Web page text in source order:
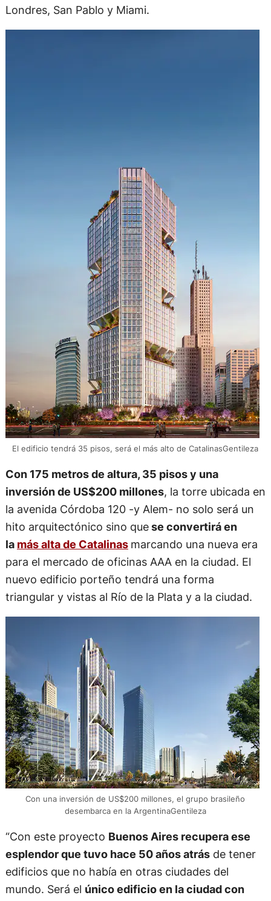
Londres, San Pablo y Miami.
El edificio tendrá 35 pisos, será el más alto de CatalinasGentileza
Con 175 metros de altura, 35 pisos y una
inversión de US$200 millones, la torre ubicada en
la avenida Córdoba 120 -y Alem- no solo será un
hito arquitectónico sino quese convertirá en
la más alta de Catalinas marcando una nueva era
para el mercado de oficinas AAA en la ciudad. El
nuevo edificio porteño tendrá una forma
triangular y vistas al Río de la Plata y a la ciudad.
Con una inversión de US$200 millones, el grupo brasileño
desembarca en la ArgentinaGentileza
“Con este proyecto Buenos Aires recupera ese
esplendor que tuvo hace 50 años atrásde tener
edificios que no había en otras ciudades del
mundo. Será el único edificio en la ciudad con